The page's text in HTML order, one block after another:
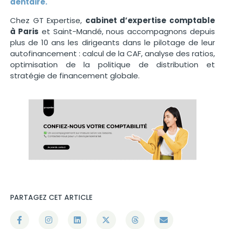
Chez GT Expertise, cabinet d’expertise comptable
à Paris et Saint-Mandé, nous accompagnons depuis
plus de 10 ans les dirigeants dans le pilotage de leur
autofinancement : calcul de la CAF, analyse des ratios,
optimisation de la politique de distribution et
stratégie de financement globale.
PARTAGEZ CET ARTICLE